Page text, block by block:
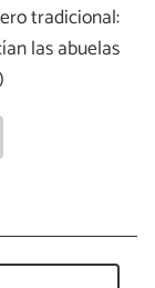
tradicional:
las abuelas